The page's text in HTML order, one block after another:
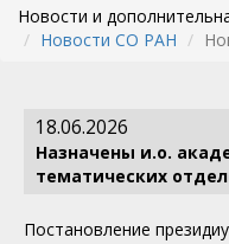
Новости и
Новости СО РАН
18.06.2026
Назначены и.о.
тематических
Постановление